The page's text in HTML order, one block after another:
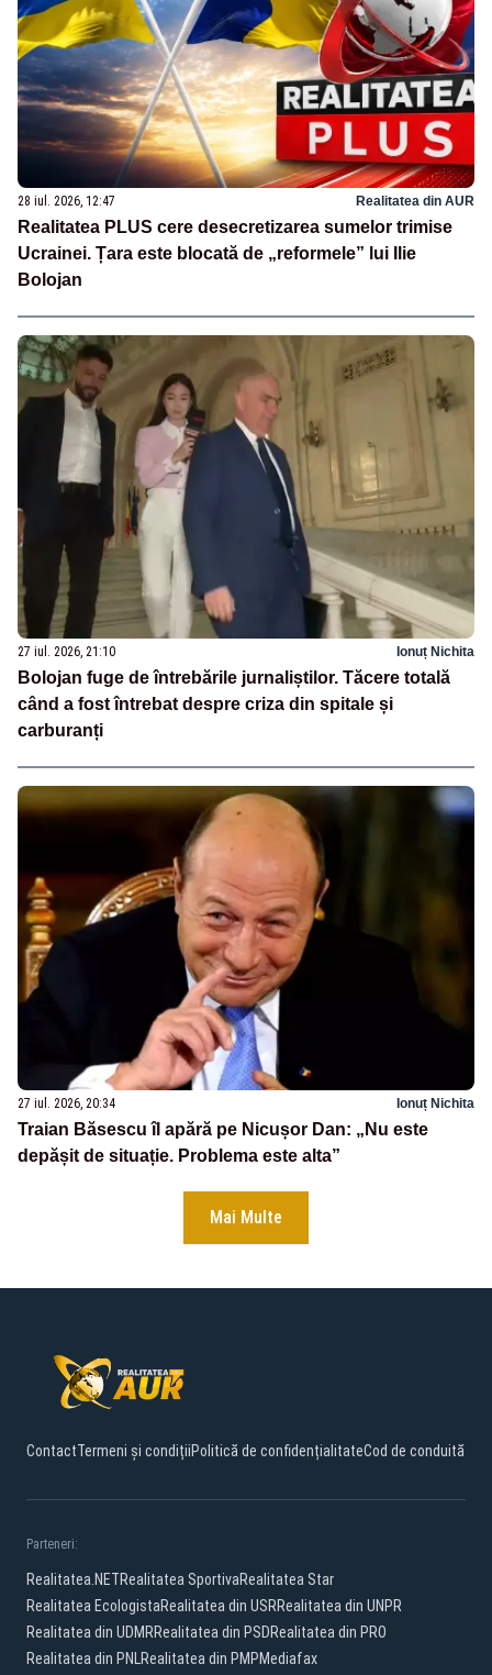
28 iul. 2026, 12:47 Realitatea din AUR
Realitatea PLUS cere desecretizarea sumelor trimise
Ucrainei. Țara este blocată de „reformele” lui Ilie
Bolojan
27 iul. 2026, 21:10 Ionuț Nichita
Bolojan fuge de întrebările jurnaliștilor. Tăcere totală
când a fost întrebat despre criza din spitale și
carburanți
27 iul. 2026, 20:34 Ionuț Nichita
Traian Băsescu îl apără pe Nicușor Dan: „Nu este
depășit de situație. Problema este alta”
Mai Multe
ContactTermeni și condițiiPolitică de confidențialitateCod de conduită
Parteneri:
Realitatea.NETRealitatea SportivaRealitatea Star
Realitatea EcologistaRealitatea din USRRealitatea din UNPR
Realitatea din UDMRRealitatea din PSDRealitatea din PRO
Realitatea din PNLRealitatea din PMPMediafax